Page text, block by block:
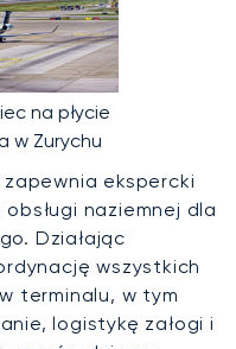
na płycie
w Zurychu
zapewnia ekspercki
naziemnej dla
Działając
wszystkich
terminalu, w tym
logistykę załogi i